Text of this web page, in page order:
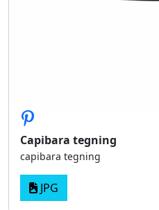
Capibara tegning
capibara tegning
JPG